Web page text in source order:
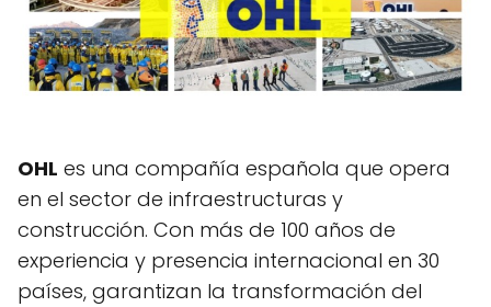
OHL es una compañía española que opera
en el sector de infraestructuras y
construcción. Con más de 100 años de
experiencia y presencia internacional en 30
países, garantizan la transformación del